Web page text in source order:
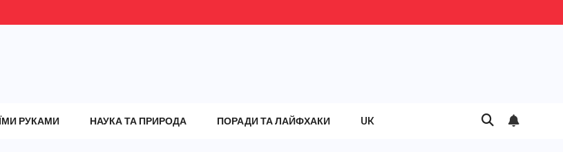
РУКАМИ НАУКА ТА ПРИРОДА ПОРАДИ ТА ЛАЙФХАКИ UK